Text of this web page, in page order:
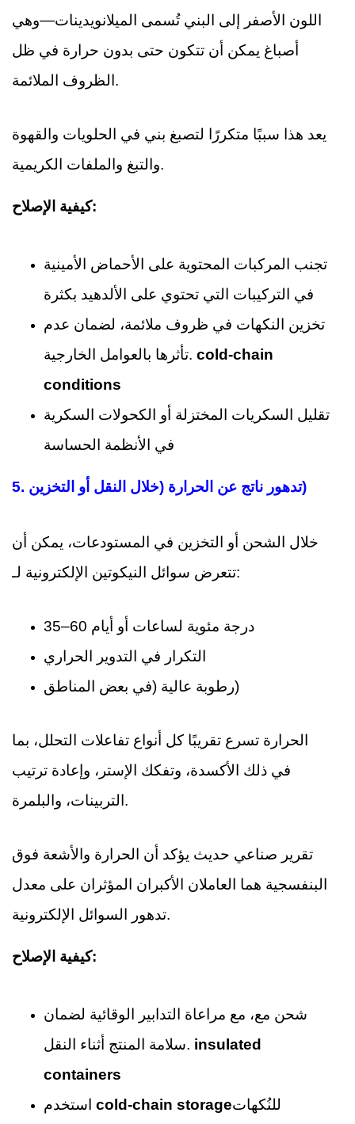
اللون الأصفر إلى البني تُسمى الميلانويدينات—وهي
أصباغ يمكن أن تتكون حتى بدون حرارة في ظل
الظروف الملائمة.
يعد هذا سببًا متكررًا لتصبغ بني في الحلويات والقهوة
والتبغ والملفات الكريمية.
كيفية الإصلاح:
تجنب المركبات المحتوية على الأحماض الأمينية
في التركيبات التي تحتوي على الألدهيد بكثرة
تخزين النكهات في ظروف ملائمة، لضمان عدم
تأثرها بالعوامل الخارجية. cold-chain
conditions
تقليل السكريات المختزلة أو الكحولات السكرية
في الأنظمة الحساسة
5. تدهور ناتج عن الحرارة (خلال النقل أو التخزين)
خلال الشحن أو التخزين في المستودعات، يمكن أن
تتعرض سوائل النيكوتين الإلكترونية لـ:
35–60 درجة مئوية لساعات أو أيام
التكرار في التدوير الحراري
رطوبة عالية (في بعض المناطق)
الحرارة تسرع تقريبًا كل أنواع تفاعلات التحلل، بما
في ذلك الأكسدة، وتفكك الإستر، وإعادة ترتيب
التربينات، والبلمرة.
تقرير صناعي حديث يؤكد أن الحرارة والأشعة فوق
البنفسجية هما العاملان الأكبران المؤثران على معدل
تدهور السوائل الإلكترونية.
كيفية الإصلاح:
شحن مع، مع مراعاة التدابير الوقائية لضمان
سلامة المنتج أثناء النقل. insulated
containers
cold-chain storageللنُكهات